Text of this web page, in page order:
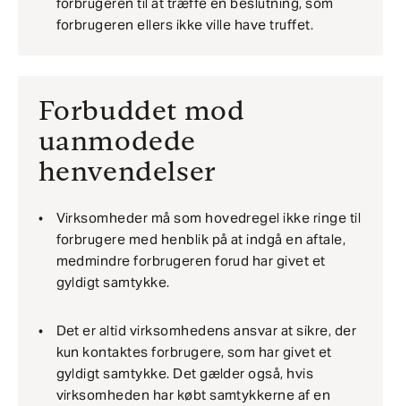
forbrugeren ellers ikke ville have truffet.
Forbuddet mod
uanmodede
henvendelser
Virksomheder må som hovedregel ikke ringe til
forbrugere med henblik på at indgå en aftale,
medmindre forbrugeren forud har givet et
gyldigt samtykke.
Det er altid virksomhedens ansvar at sikre, der
kun kontaktes forbrugere, som har givet et
gyldigt samtykke. Det gælder også, hvis
virksomheden har købt samtykkerne af en